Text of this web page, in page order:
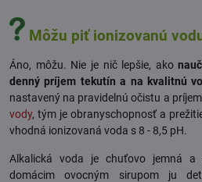
Môžu piť ionizovanú
Áno, môžu. Nie je nič lepšie, ako
denný príjem tekutín a na kvalitnú
nastavený na pravidelnú očistu a
vody, tým je obranyschopnosť a
vhodná ionizovaná voda s 8 - 8,5 pH.
Alkalická voda je chuťovo jemná
domácim ovocným sirupom ju